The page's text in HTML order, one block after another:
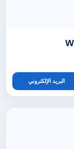
البريد الإلكتروني